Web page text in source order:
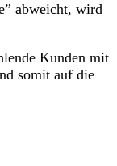
abweicht, wird
Kunden mit
somit auf die